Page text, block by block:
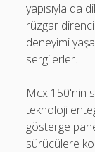
yapısıyla da
rüzgar
deneyimi
sergilerler.
Mcx 150'nin
teknoloji
gösterge
sürücülere